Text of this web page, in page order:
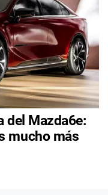
del Mazda6e:
mucho más